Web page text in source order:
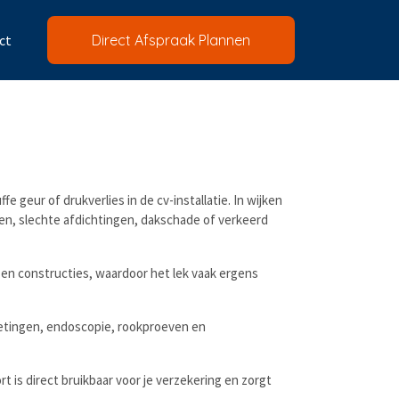
Direct Afspraak Plannen
geur of drukverlies in de cv-installatie. In wijken
slechte afdichtingen, dakschade of verkeerd
constructies, waardoor het lek vaak ergens
endoscopie, rookproeven en
is direct bruikbaar voor je verzekering en zorgt